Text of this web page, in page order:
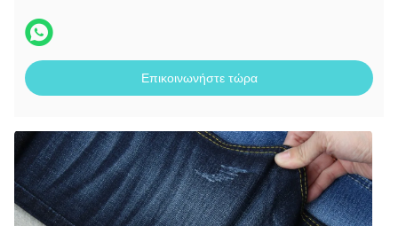
Επικοινωνήστε τώρα